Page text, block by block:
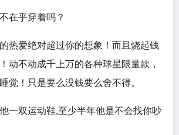
在乎穿着吗？
热爱绝对超过你的想象！而且烧起钱
动不动成千上万的各种球星限量款，
觉！只是要么没钱要么舍不得。
一双运动鞋,至少半年他是不会找你吵